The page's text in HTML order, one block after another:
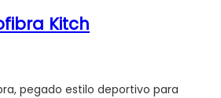
Kitch
pegado estilo deportivo para